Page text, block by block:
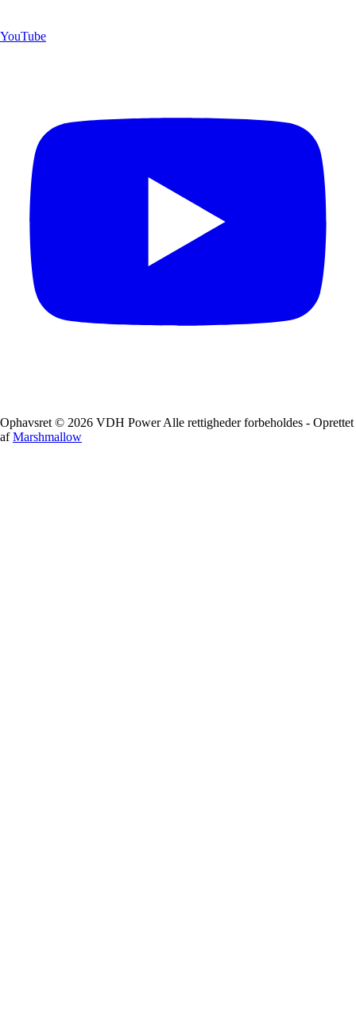
YouTube
Ophavsret © 2026 VDH Power Alle rettigheder forbeholdes - Oprettet
afMarshmallow